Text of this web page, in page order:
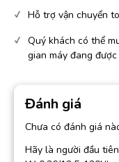
Hỗ trợ vận chuyển
Quý khách có thể
gian máy đang
Đánh giá
Chưa có đánh giá
Hãy là người đầu